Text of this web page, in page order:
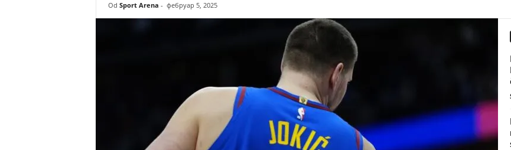
n
Od Sport Arena - фебруар 5, 2025